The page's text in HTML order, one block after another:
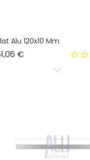
Alu 120x10 Mm
€Prix